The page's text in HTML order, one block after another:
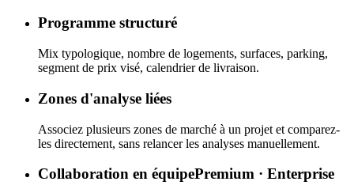
Programme structuré
Mix typologique, nombre de logements, surfaces, parking,
segment de prix visé, calendrier de livraison.
Zones d'analyse liées
Associez plusieurs zones de marché à un projet et comparez-
les directement, sans relancer les analyses manuellement.
Collaboration en équipePremium · Enterprise